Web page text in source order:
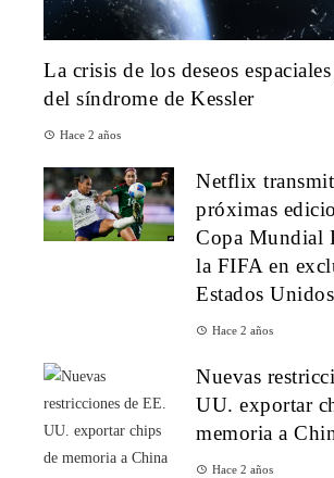
La crisis de los deseos
del síndrome de Kessler
Hace 2 años
Netflix
próximas
Copa Mundial
la FIFA en
Estados Unidos
Hace 2 años
Nuevas
UU. exportar
memoria a
Hace 2 años